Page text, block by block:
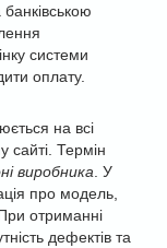
системи
оплату.
на всі
сайті. Термін
виробника. У
про модель,
отриманні
дефектів та